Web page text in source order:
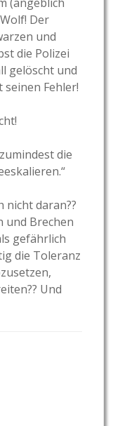
Der
und
die Polizei
gelöscht und
Fehler!
die
nicht daran??
und Brechen
gefährlich
die Toleranz
Und